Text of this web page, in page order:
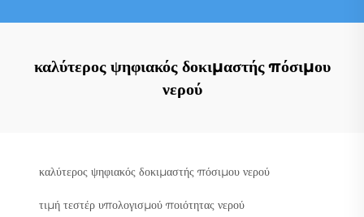
καλύτερος ψηφιακός δοκιμαστής πόσιμου
νερού
καλύτερος ψηφιακός δοκιμαστής πόσιμου νερού
τιμή τεστέρ υπολογισμού ποιότητας νερού